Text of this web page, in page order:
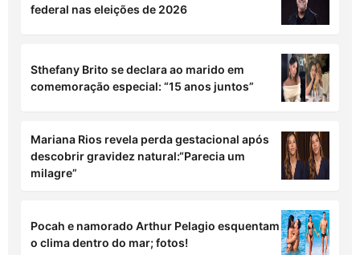
federal nas eleições de 2026
Sthefany Brito se declara ao marido em
comemoração especial: “15 anos juntos”
Mariana Rios revela perda gestacional após
descobrir gravidez natural:“Parecia um
milagre”
Pocah e namorado Arthur Pelagio esquentam
o clima dentro do mar; fotos!